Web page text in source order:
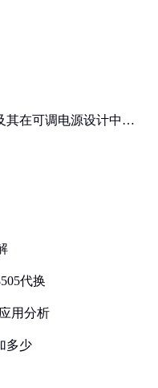
其在可调电源设计中的
代换
用分析
多少